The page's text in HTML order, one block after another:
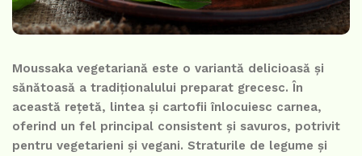
Moussaka vegetariană este o variantă delicioasă și
sănătoasă a tradiționalului preparat grecesc. În
această rețetă, lintea și cartofii înlocuiesc carnea,
oferind un fel principal consistent și savuros, potrivit
pentru vegetarieni și vegani. Straturile de legume și